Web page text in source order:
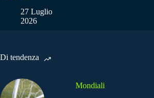
27 Luglio
2026
Di tendenza
Mondiali